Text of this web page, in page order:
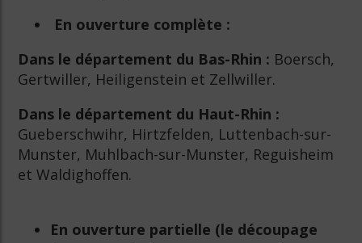
En ouverture complète :
Dans le département du Bas-Rhin : Boersch,
Gertwiller, Heiligenstein et Zellwiller.
Dans le département du Haut-Rhin :
Gueberschwihr, Hirtzfelden, Luttenbach-sur-
Munster, Muhlbach-sur-Munster, Reguisheim
et Waldighoffen.
En ouverture partielle (le découpage